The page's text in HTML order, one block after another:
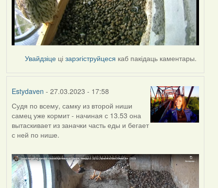
Увайдзіце цізарэгіструйцеся каб пакідаць каментары.
Estydaven - 27.03.2023 - 17:58
Судя по всему, самку из второй ниши
самец уже кормит - начиная с 13.53 она
вытаскивает из заначки часть еды и бегает
с ней по нише.